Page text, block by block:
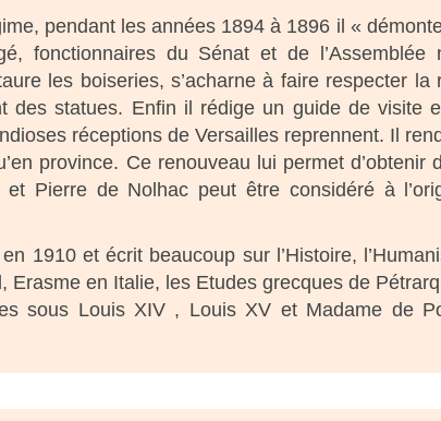
pendant les années 1894 à 1896 il «
fonctionnaires du Sénat et de l’Assemblée
les boiseries, s’acharne à faire respecter la
des statues. Enfin il rédige un guide de visite
réceptions de Versailles reprennent. Il
province. Ce renouveau lui permet d’obtenir
Pierre de Nolhac peut être considéré à
1910 et écrit beaucoup sur l’Histoire,
en Italie, les Etudes grecques de
sous Louis XIV , Louis XV et Madame de